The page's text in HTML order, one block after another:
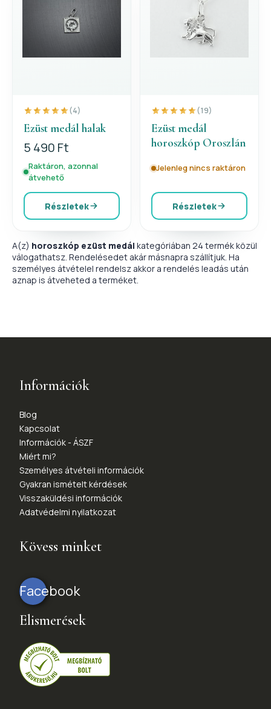
(4)
Ezüst medál halak
5 490 Ft
Raktáron, azonnal
átvehető
Részletek
(19)
Ezüst medál
horoszkóp Oroszlán
Jelenleg nincs raktáron
Részletek
A(z) horoszkóp ezüst medál kategóriában 24 termék közül
válogathatsz. Rendelésedet akár másnapra szállítjuk. Ha
személyes átvételel rendelsz akkor a rendelés leadás után
aznap is átveheted a terméket.
Információk
Blog
Kapcsolat
Információk - ÁSZF
Miért mi?
Személyes átvételi információk
Gyakran ismételt kérdések
Visszaküldési információk
Adatvédelmi nyilatkozat
Kövess minket
Facebook
Elismerések